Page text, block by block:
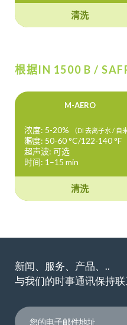
清洗
根据IN 1500 B /
M-AERO
浓度: 5-20%
（DI 去离子水 / 自
水）
温度: 50-60 °C/122-140 °F
超声波: 可选
时间: 1–15 min
清洗
新闻、服务、产品、..
与我们的时事通讯保持联